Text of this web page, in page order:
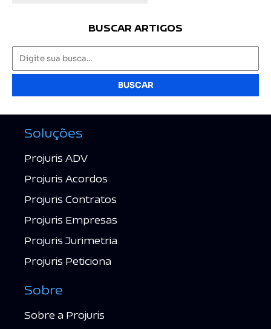
BUSCAR ARTIGOS
BUSCAR
Soluções
Projuris ADV
Projuris Acordos
Projuris Contratos
Projuris Empresas
Projuris Jurimetria
Projuris Peticiona
Sobre
Sobre a Projuris